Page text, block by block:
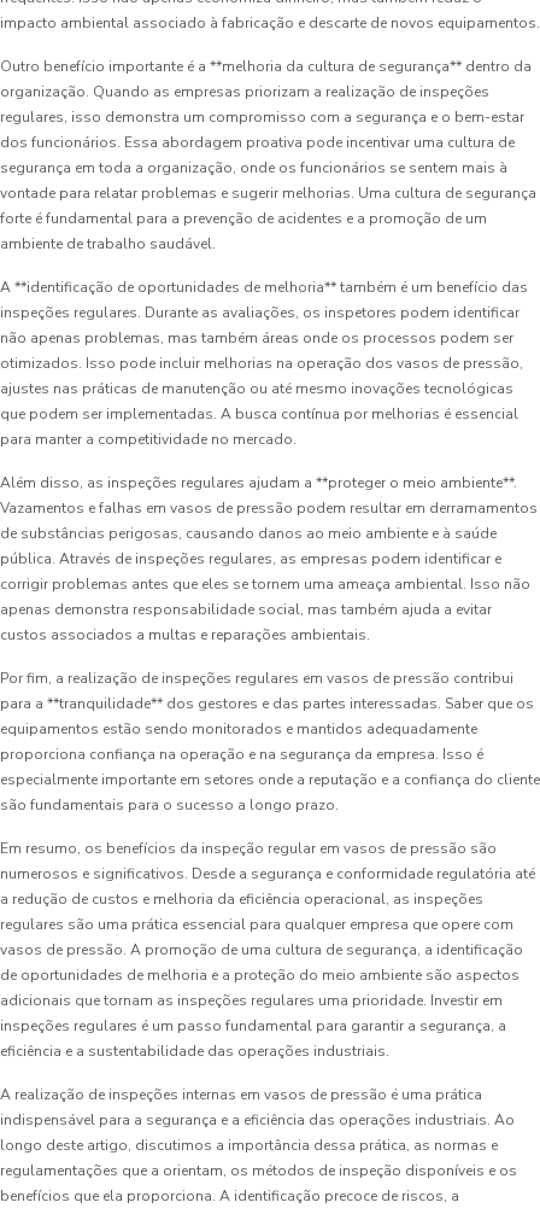
impacto ambiental associado à fabricação e descarte de novos equipamentos.
Outro benefício importante é a **melhoria da cultura de segurança** dentro da
organização. Quando as empresas priorizam a realização de inspeções
regulares, isso demonstra um compromisso com a segurança e o bem-estar
dos funcionários. Essa abordagem proativa pode incentivar uma cultura de
segurança em toda a organização, onde os funcionários se sentem mais à
vontade para relatar problemas e sugerir melhorias. Uma cultura de segurança
forte é fundamental para a prevenção de acidentes e a promoção de um
ambiente de trabalho saudável.
A **identificação de oportunidades de melhoria** também é um benefício das
inspeções regulares. Durante as avaliações, os inspetores podem identificar
não apenas problemas, mas também áreas onde os processos podem ser
otimizados. Isso pode incluir melhorias na operação dos vasos de pressão,
ajustes nas práticas de manutenção ou até mesmo inovações tecnológicas
que podem ser implementadas. A busca contínua por melhorias é essencial
para manter a competitividade no mercado.
Além disso, as inspeções regulares ajudam a **proteger o meio ambiente**.
Vazamentos e falhas em vasos de pressão podem resultar em derramamentos
de substâncias perigosas, causando danos ao meio ambiente e à saúde
pública. Através de inspeções regulares, as empresas podem identificar e
corrigir problemas antes que eles se tornem uma ameaça ambiental. Isso não
apenas demonstra responsabilidade social, mas também ajuda a evitar
custos associados a multas e reparações ambientais.
Por fim, a realização de inspeções regulares em vasos de pressão contribui
para a **tranquilidade** dos gestores e das partes interessadas. Saber que os
equipamentos estão sendo monitorados e mantidos adequadamente
proporciona confiança na operação e na segurança da empresa. Isso é
especialmente importante em setores onde a reputação e a confiança do cliente
são fundamentais para o sucesso a longo prazo.
Em resumo, os benefícios da inspeção regular em vasos de pressão são
numerosos e significativos. Desde a segurança e conformidade regulatória até
a redução de custos e melhoria da eficiência operacional, as inspeções
regulares são uma prática essencial para qualquer empresa que opere com
vasos de pressão. A promoção de uma cultura de segurança, a identificação
de oportunidades de melhoria e a proteção do meio ambiente são aspectos
adicionais que tornam as inspeções regulares uma prioridade. Investir em
inspeções regulares é um passo fundamental para garantir a segurança, a
eficiência e a sustentabilidade das operações industriais.
A realização de inspeções internas em vasos de pressão é uma prática
indispensável para a segurança e a eficiência das operações industriais. Ao
longo deste artigo, discutimos a importância dessa prática, as normas e
regulamentações que a orientam, os métodos de inspeção disponíveis e os
benefícios que ela proporciona. A identificação precoce de riscos, a